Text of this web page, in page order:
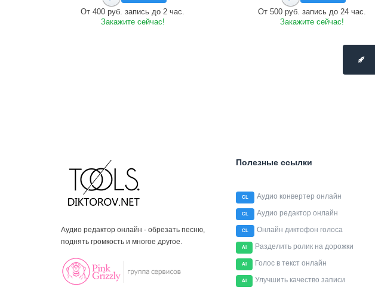
От 400 руб. запись до 2 час.
Закажите сейчас!
От 500 руб. запись до 24 час.
Закажите сейчас!
Аудио редактор онлайн - обрезать песню,
поднять громкость и многое другое.
Полезные ссылки
CL Аудио конвертер онлайн
CL Аудио редактор онлайн
CL Онлайн диктофон голоса
AI Разделить ролик на дорожки
AI Голос в текст онлайн
AI Улучшить качество записи